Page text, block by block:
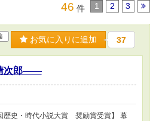
46 件 1 2 3
お気に入りに追加 37
次郎――
歴史・時代小説大賞 奨励賞受賞】 幕